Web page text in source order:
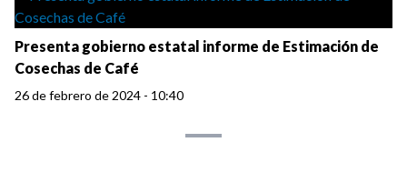
Presenta gobierno estatal informe de Estimación de
Cosechas de Café
26 de febrero de 2024 - 10:40